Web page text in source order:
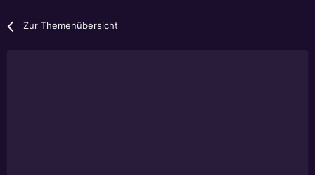
Zur Themenübersicht